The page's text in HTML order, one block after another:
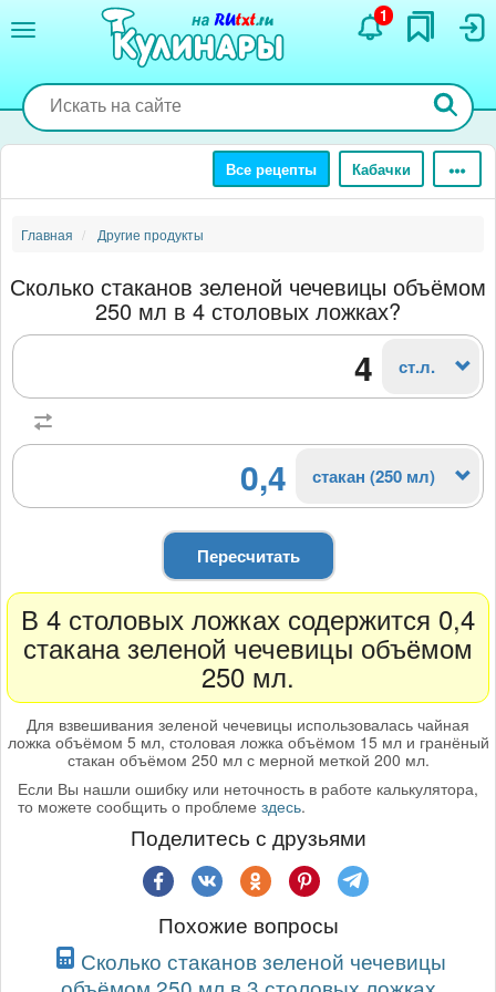
содержанию
1
Все рецепты Кабачки
Главная Другие продукты
Сколько стаканов зеленой чечевицы объёмом
250 мл в 4 столовых ложках?
ст.л.
0,4 стакан (250 мл)
Пересчитать
В 4 столовых ложках содержится 0,4
стакана зеленой чечевицы объёмом
250 мл.
Для взвешивания зеленой чечевицы использовалась чайная
ложка объёмом 5 мл, столовая ложка объёмом 15 мл и гранёный
стакан объёмом 250 мл с мерной меткой 200 мл.
Если Вы нашли ошибку или неточность в работе калькулятора,
то можете сообщить о проблеме здесь.
Поделитесь с друзьями
Похожие вопросы
Сколько стаканов зеленой чечевицы